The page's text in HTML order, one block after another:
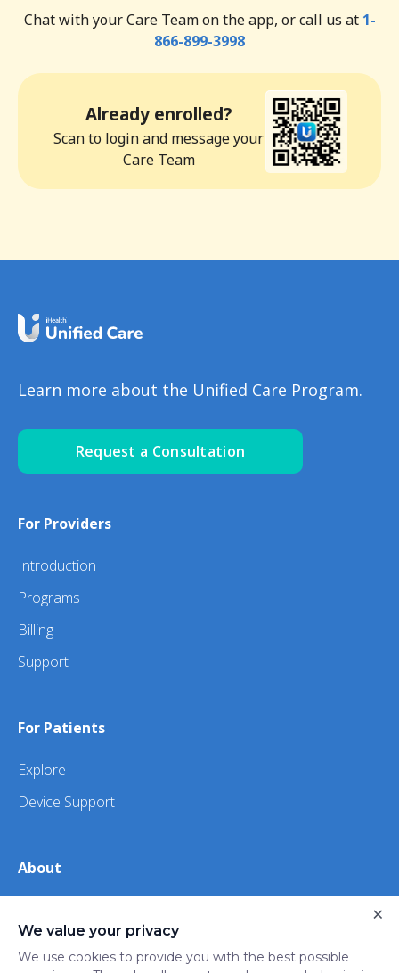
Chat with your Care Team on the app, or call us at 1-
866-899-3998
Already enrolled?
Scan to login and message your
Care Team
Learn more about the Unified Care Program.
Request a Consultation
For Providers
Introduction
Programs
Billing
Support
For Patients
Explore
Device Support
About
iHealth
We value your privacy
We use cookies to provide you with the best possible
×